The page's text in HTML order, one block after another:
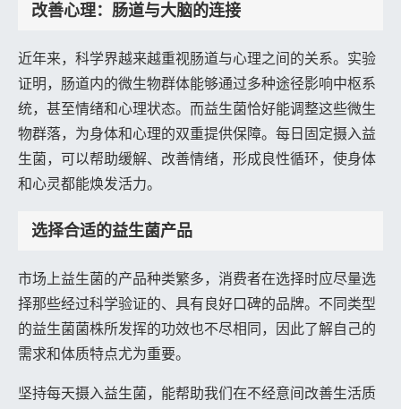
改善心理：肠道与大脑的连接
近年来，科学界越来越重视肠道与心理之间的关系。实验
证明，肠道内的微生物群体能够通过多种途径影响中枢系
统，甚至情绪和心理状态。而益生菌恰好能调整这些微生
物群落，为身体和心理的双重提供保障。每日固定摄入益
生菌，可以帮助缓解、改善情绪，形成良性循环，使身体
和心灵都能焕发活力。
选择合适的益生菌产品
市场上益生菌的产品种类繁多，消费者在选择时应尽量选
择那些经过科学验证的、具有良好口碑的品牌。不同类型
的益生菌菌株所发挥的功效也不尽相同，因此了解自己的
需求和体质特点尤为重要。
坚持每天摄入益生菌，能帮助我们在不经意间改善生活质